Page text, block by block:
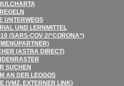
REGELN
UNTER­WEGS
UND LERNMITTEL
(SARS-COV‑2/“CORONA“)
(ASTRA DIRECT)
SUCHEN
AN DER LEOGOS
(VMZ, EXTER­NER LINK)